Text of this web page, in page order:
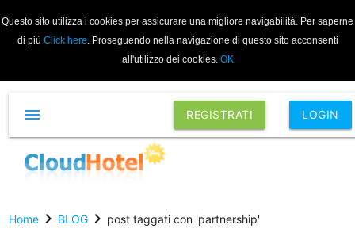
Questo sito utilizza i cookies per assicurare una migliore navigabilità. Per saperne
di più Click here. Proseguendo nella navigazione di questo sito acconsenti
all'utilizzo dei cookies. OK
REGISTRATI LOGIN
menu
Homechevron_right BLOGchevron_right post taggati con 'partnership'